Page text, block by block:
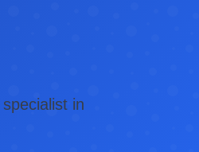
in